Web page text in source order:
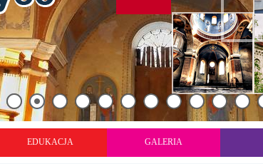
EDUKACJA GALERIA